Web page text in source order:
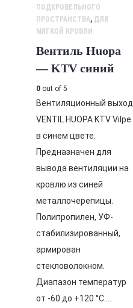
ПОДКРОВЕЛЬНОГО
ПРОСТРАНСТВА, ДЛЯ
МЯГКОЙ КРОВЛИ
Вентиль Huopa
— KTV синий
0 out of 5
Вентиляционный выход
VENTIL HUOPA KTV Vilpe
в синем цвете.
Предназначен для
вывода вентиляции на
кровлю из синей
металлочерепицы.
Полипропилен, УФ-
стабилизированный,
армирован
стекловолокном.
Диапазон температур
от -60 до +120 °C….